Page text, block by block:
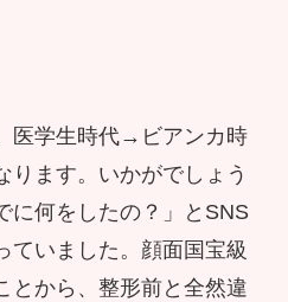
医学生時代→ビアンカ時
ます。いかがでしょう
に何をしたの？」とSNS
ていました。顔面国宝級
とから、整形前と全然違